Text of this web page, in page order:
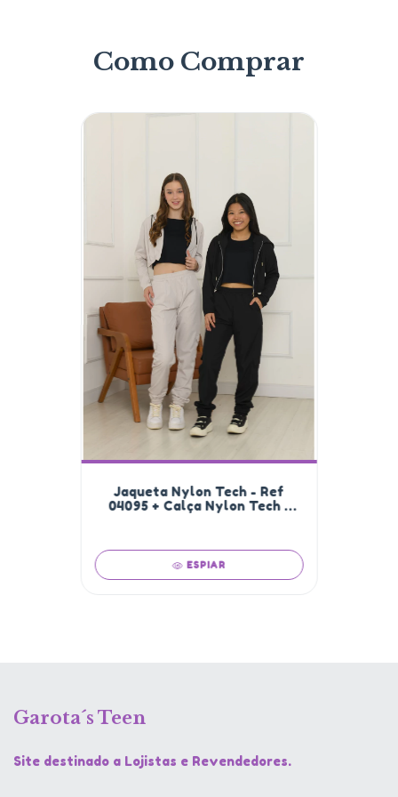
Como Comprar
Jaqueta Nylon Tech - Ref
04095 + Calça Nylon Tech -
ESPIAR
Garota´s Teen
Site destinado a Lojistas e Revendedores.